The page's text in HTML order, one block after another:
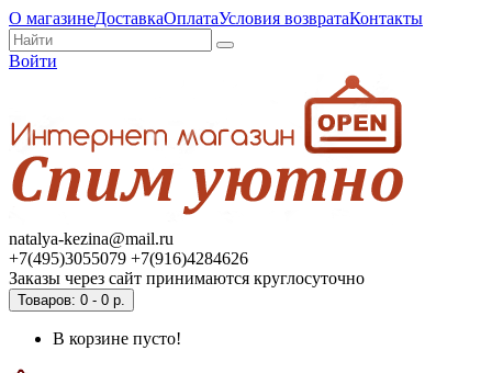
О магазинеДоставкаОплатаУсловия возвратаКонтакты
Войти
natalya-kezina@mail.ru
+7(495)3055079 +7(916)4284626
Заказы через сайт принимаются круглосуточно
Товаров: 0 - 0 р.
В корзине пусто!